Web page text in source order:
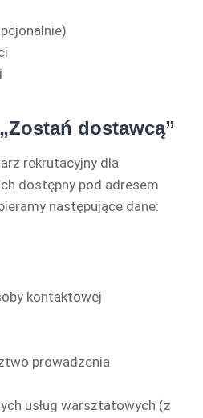
dostawcą”
rekrutacyjny dla
dostępny pod adresem
następujące dane:
kontaktowej
prowadzenia
usług warsztatowych (z